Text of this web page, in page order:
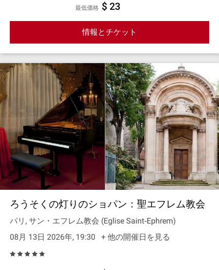
最低価格 $ 23
情報とチケット
ろうそくの灯りのショパン：聖エフレム教会
パリ, サン・エフレム教会 (Eglise Saint‐Ephrem)
08月 13日 2026年, 19:30
+ 他の開催日を見る